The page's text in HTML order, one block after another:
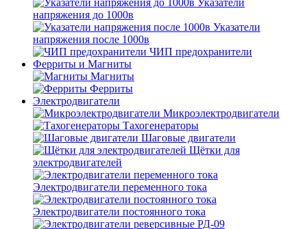
напряжения до 1000в
Указатели
напряжения после 1000в
ЧИП предохранители
Ферриты и Магниты
Магниты
Ферриты
Электродвигатели
Микроэлектродвигатели
Тахогенераторы
Шаговые двигатели
Щётки для
электродвигателей
Электродвигатели переменного тока
Электродвигатели постоянного тока